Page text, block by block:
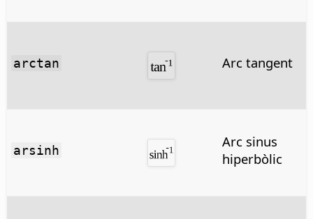
arctan Arc tangent
arsinh
Arc sinus
hiperbòlic